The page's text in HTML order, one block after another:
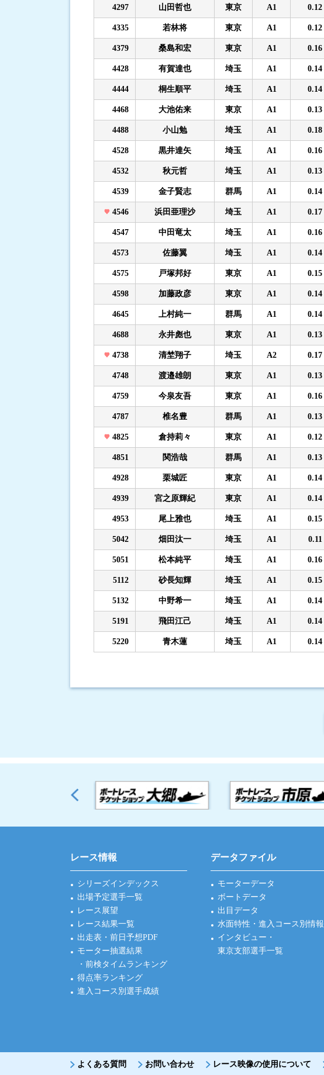
4297 山田哲也 東京 A1 0.12
4335 若林将 東京 A1 0.12
4379 桑島和宏 東京 A1 0.16
4428 有賀達也 埼玉 A1 0.14
4444 桐生順平 埼玉 A1 0.14
4468 大池佑来 東京 A1 0.13
4488 小山勉 埼玉 A1 0.18
4528 黒井達矢 埼玉 A1 0.16
4532 秋元哲 埼玉 A1 0.13
4539 金子賢志 群馬 A1 0.14
4546 浜田亜理沙 埼玉 A1 0.17
4547 中田竜太 埼玉 A1 0.16
4573 佐藤翼 埼玉 A1 0.14
4575 戸塚邦好 東京 A1 0.15
4598 加藤政彦 東京 A1 0.14
4645 上村純一 群馬 A1 0.14
4688 永井彪也 東京 A1 0.13
4738 清埜翔子 埼玉 A2 0.17
4748 渡邉雄朗 東京 A1 0.13
4759 今泉友吾 東京 A1 0.16
4787 椎名豊 群馬 A1 0.13
4825 倉持莉々 東京 A1 0.12
4851 関浩哉 群馬 A1 0.13
4928 栗城匠 東京 A1 0.14
4939 宮之原輝紀 東京 A1 0.14
4953 尾上雅也 埼玉 A1 0.15
5042 畑田汰一 埼玉 A1 0.11
5051 松本純平 埼玉 A1 0.16
5112 砂長知輝 埼玉 A1 0.15
5132 中野希一 埼玉 A1 0.14
5191 飛田江己 埼玉 A1 0.14
5220 青木蓮 埼玉 A1 0.14
レース情報
シリーズインデックス
出場予定選手一覧
レース展望
レース結果一覧
出走表・前日予想PDF
モーター抽選結果
・前検タイムランキング
得点率ランキング
進入コース別選手成績
データファイル
モーターデータ
ボートデータ
出目データ
水面特性・進入コース別情報
インタビュー・
東京支部選手一覧
よくある質問 お問い合わせ レース映像の使用について